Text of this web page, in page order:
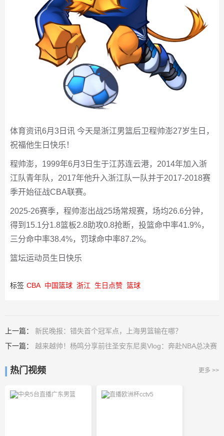
体育资讯6月3日讯 今天是浙江男篮后卫程帅澎27岁生日，
祝福他生日快乐！
程帅澎，1999年6月3日生于江苏连云港，2014年加入浙
江队青年队，2017年他升入浙江队一队并于2017-2018赛
季开始征战CBA联赛。
2025-26赛季，程帅澎出战25场常规赛，场均26.6分钟，
得到15.1分1.8篮板2.8助攻0.8抢断，投篮命中率41.9%，
三分命中率38.4%，罚球命中率87.2%。
篮坛运动员生日快乐
标签 CBA 中国篮球 浙江 生日点赞 篮球
上一篇： 新民晚报：错失首个冠军点，上海男篮输在哪？
下一篇： 越来越帅！杨鸣分享前往圣安东尼奥Vlog：奔赴NBA总决赛
热门视频 更多 >>